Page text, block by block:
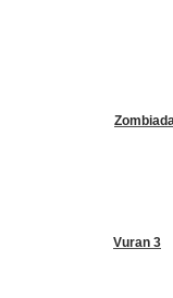
Vuran 3